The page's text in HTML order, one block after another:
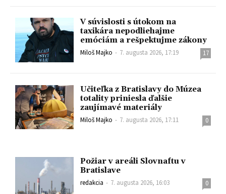
V súvislosti s útokom na
taxikára nepodliehajme
emóciám a rešpektujme zákony
Miloš Majko - 7. augusta 2026, 17:19 17
Učiteľka z Bratislavy do Múzea
totality priniesla ďalšie
zaujímavé materiály
Miloš Majko - 7. augusta 2026, 17:11 0
Požiar v areáli Slovnaftu v
Bratislave
redakcia - 7. augusta 2026, 16:03 0